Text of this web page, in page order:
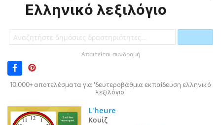
Ελληνικό λεξιλόγιο
Απαιτείται συνδρομή
10.000+ αποτελέσματα για 'δευτεροβάθμια εκπαίδευση ελληνικό
λεξιλόγιο'
L'heure
Κουίζ